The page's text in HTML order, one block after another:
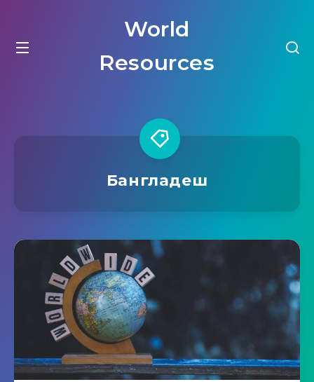
World
Resources
Бангладеш